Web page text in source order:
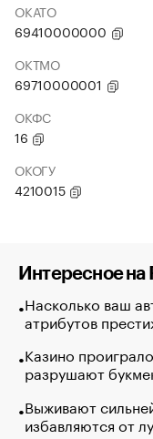
ОКАТО
69410000000
ОКТМО
69710000001
ОКФС
16
ОКОГУ
4210015
Интересное на
Насколько ваш
атрибутов
Казино
разрушают
Выживают
избавляются от